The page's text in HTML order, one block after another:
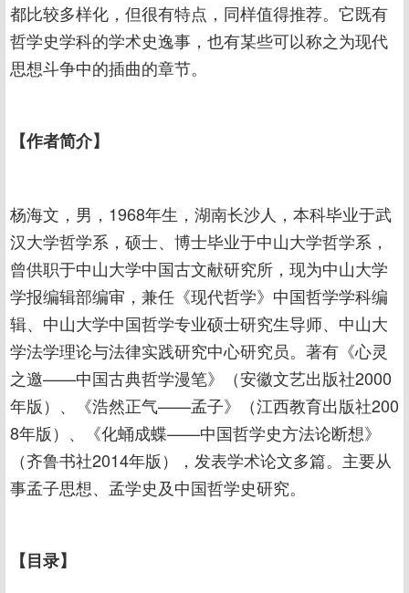
都比较多样化，但很有特点，同样值得推荐。它既有
哲学史学科的学术史逸事，也有某些可以称之为现代
思想斗争中的插曲的章节。
【作者简介】
杨海文，男，1968年生，湖南长沙人，本科毕业于武
汉大学哲学系，硕士、博士毕业于中山大学哲学系，
曾供职于中山大学中国古文献研究所，现为中山大学
学报编辑部编审，兼任《现代哲学》中国哲学学科编
辑、中山大学中国哲学专业硕士研究生导师、中山大
学法学理论与法律实践研究中心研究员。著有《心灵
之邀——中国古典哲学漫笔》（安徽文艺出版社2000
年版）、《浩然正气——孟子》（江西教育出版社200
8年版）、《化蛹成蝶——中国哲学史方法论断想》
（齐鲁书社2014年版），发表学术论文多篇。主要从
事孟子思想、孟学史及中国哲学史研究。
【目录】